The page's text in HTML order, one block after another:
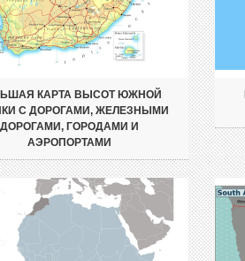
КАРТА ВЫСОТ ЮЖНОЙ
С ДОРОГАМИ, ЖЕЛЕЗНЫМИ
ДОРОГАМИ, ГОРОДАМИ И
АЭРОПОРТАМИ